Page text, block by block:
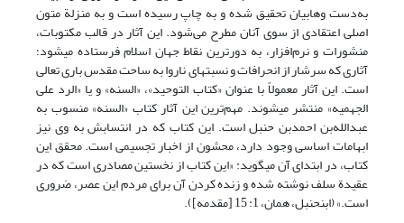
به‌دست وهابیان تحقیق شده و به چاپ رسیده است و به ‌منزلة متون
اصلی اعتقادی از سوی آنان مطرح می‌شود. این آثار در قالب مکتوبات،
منشورات و نرم‌افزار، به دورترین نقاط جهان اسلام فرستاده می‏شود؛
آثاری که سرشار از انحرافات و نسبت‏های ناروا به ساحت مقدس باری تعالی
است. این آثار معمولاً با عنوان «کتاب التوحید»، «السنه» و یا «الرد علی
الجهمیه» منتشر می‏شوند. مهم‌ترین این آثار کتاب «السنه» منسوب به
عبدالله‌بن احمدبن حنبل است. این کتاب که در انتسابش به وی نیز
ابهامات اساسی وجود دارد، محشون از اخبار تجسیمی است. محقق این
کتاب، در ابتدای آن می‏گوید: «این کتاب از نخستین مصادری است که در
عقیدة سلف نوشته شده و زنده کردن آن برای مردم این عصر، ضروری
است.» (ابن‏حنبل، همان، 1: 15 [مقدمه]).